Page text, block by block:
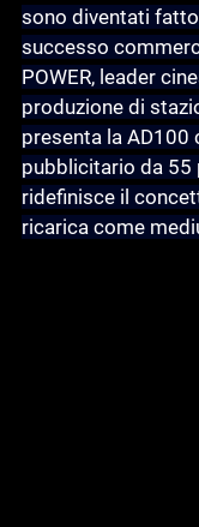
sono diventati
successo
POWER, leader
produzione di
presenta la AD100
pubblicitario da 55
ridefinisce il
ricarica come